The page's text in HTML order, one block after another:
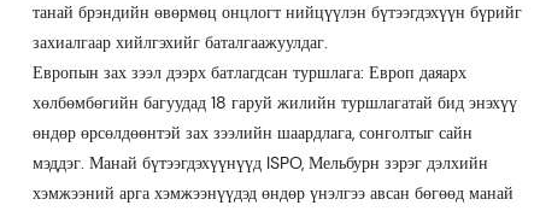
танай брэндийн өвөрмөц онцлогт нийцүүлэн бүтээгдэхүүн бүрийг
захиалгаар хийлгэхийг баталгаажуулдаг.
Европын зах зээл дээрх батлагдсан туршлага: Европ даяарх
хөлбөмбөгийн багуудад 18 гаруй жилийн туршлагатай бид энэхүү
өндөр өрсөлдөөнтэй зах зээлийн шаардлага, сонголтыг сайн
мэддэг. Манай бүтээгдэхүүнүүд ISPO, Мельбурн зэрэг дэлхийн
хэмжээний арга хэмжээнүүдэд өндөр үнэлгээ авсан бөгөөд манай